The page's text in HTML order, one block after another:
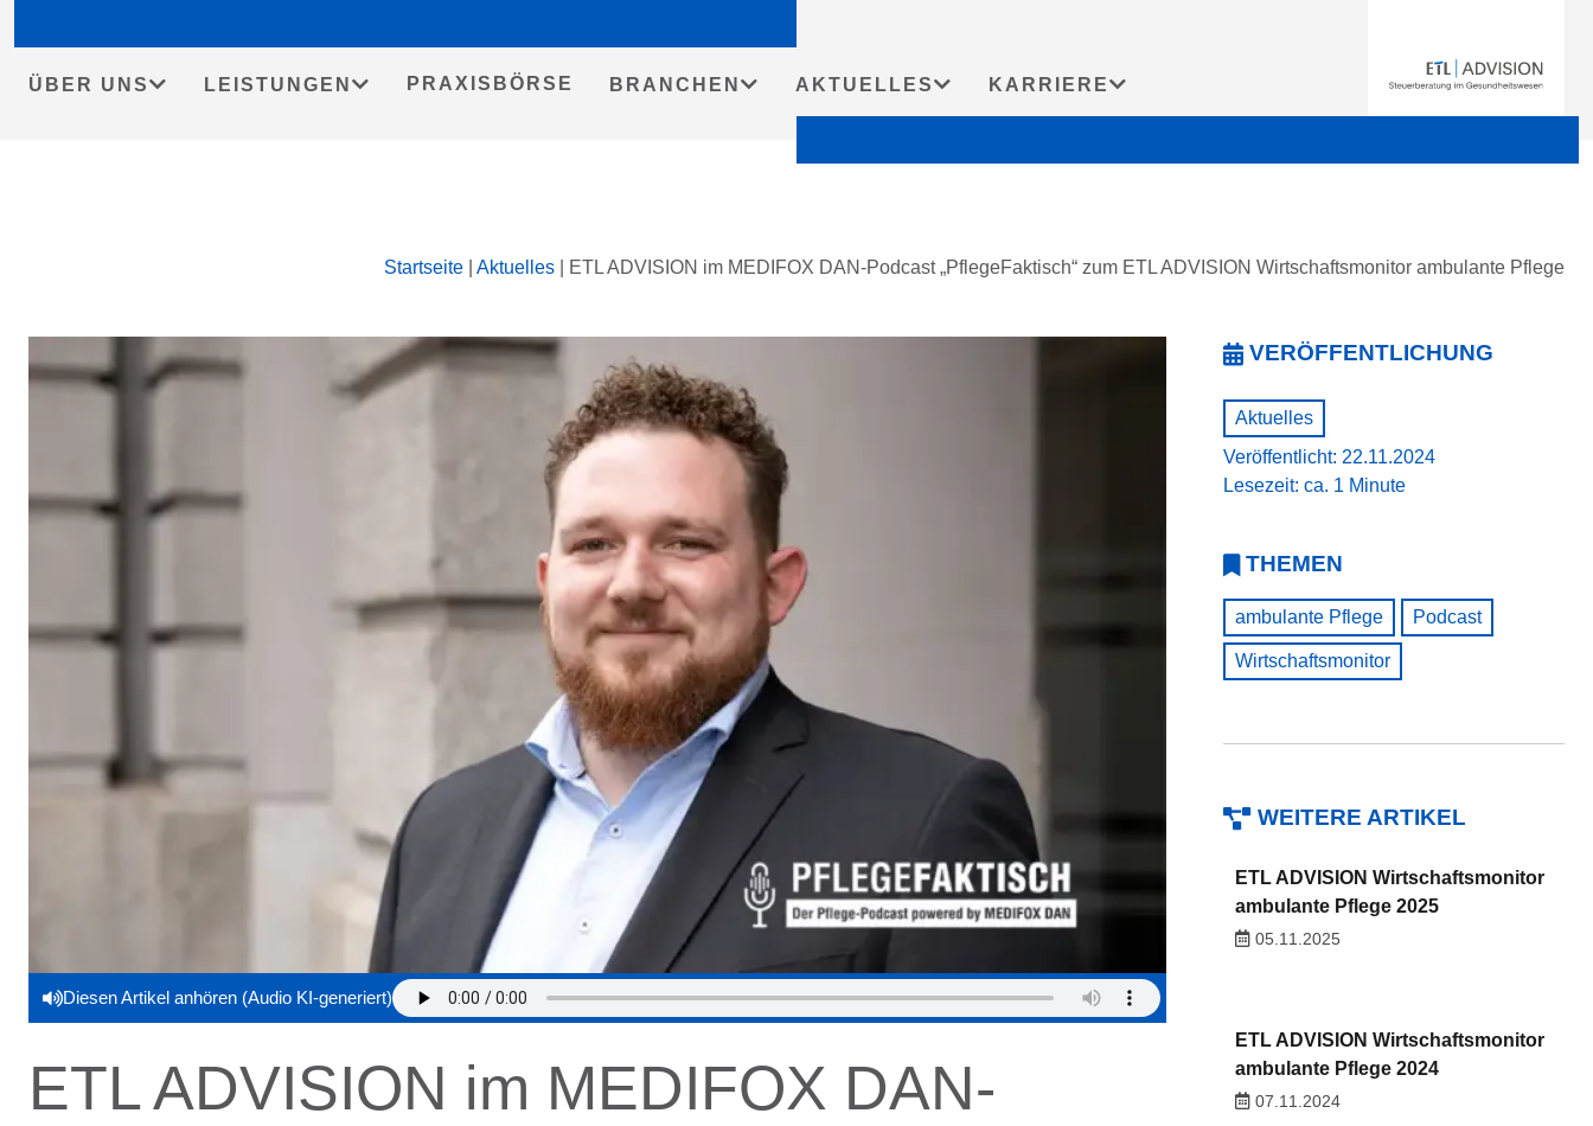
ÜBER UNS LEISTUNGEN PRAXISBÖRSE BRANCHEN AKTUELLES KARRIERE
Startseite Aktuelles ETL ADVISION im MEDIFOX DAN-Podcast „PflegeFaktisch“ zum ETL ADVISION Wirtschaftsmonitor ambulante Pflege
Diesen Artikel anhören (Audio KI-generiert)
ETL ADVISION im MEDIFOX DAN-
VERÖFFENTLICHUNG
Aktuelles
Veröffentlicht: 22.11.2024
Lesezeit: ca. 1 Minute
THEMEN
ambulante Pflege Podcast
Wirtschaftsmonitor
WEITERE ARTIKEL
ETL ADVISION Wirtschaftsmonitor
ambulante Pflege 2025
05.11.2025
ETL ADVISION Wirtschaftsmonitor
ambulante Pflege 2024
07.11.2024